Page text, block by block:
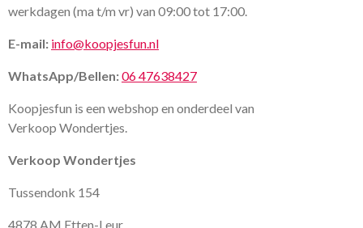
werkdagen (ma t/m vr) van 09:00 tot 17:00.
E-mail: info@koopjesfun.nl
WhatsApp/Bellen:06 47638427
Koopjesfun is een webshop en onderdeel van
Verkoop Wondertjes.
Verkoop Wondertjes
Tussendonk 154
4878 AM Etten-Leur